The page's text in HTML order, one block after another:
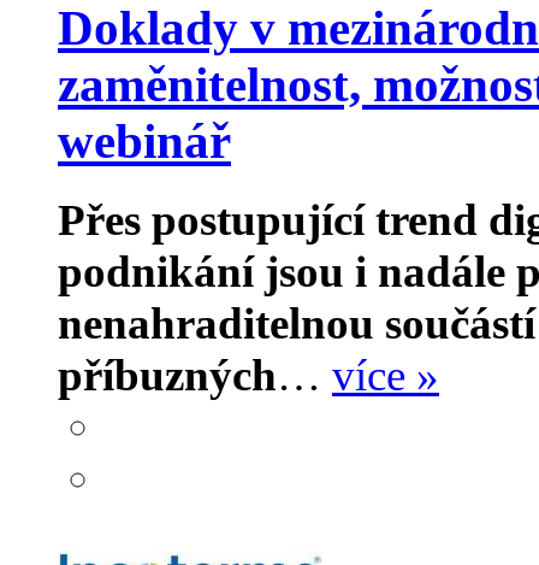
Doklady v
zaměnitelnost,
webinář
Přes postupující trend
podnikání jsou i nadále
nenahraditelnou
příbuzných… více »